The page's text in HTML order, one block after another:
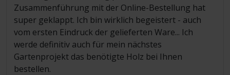
Zusammenführung mit der Online-Bestellung hat
super geklappt. Ich bin wirklich begeistert - auch
vom ersten Eindruck der gelieferten Ware... Ich
werde definitiv auch für mein nächstes
Gartenprojekt das benötigte Holz bei Ihnen
bestellen.